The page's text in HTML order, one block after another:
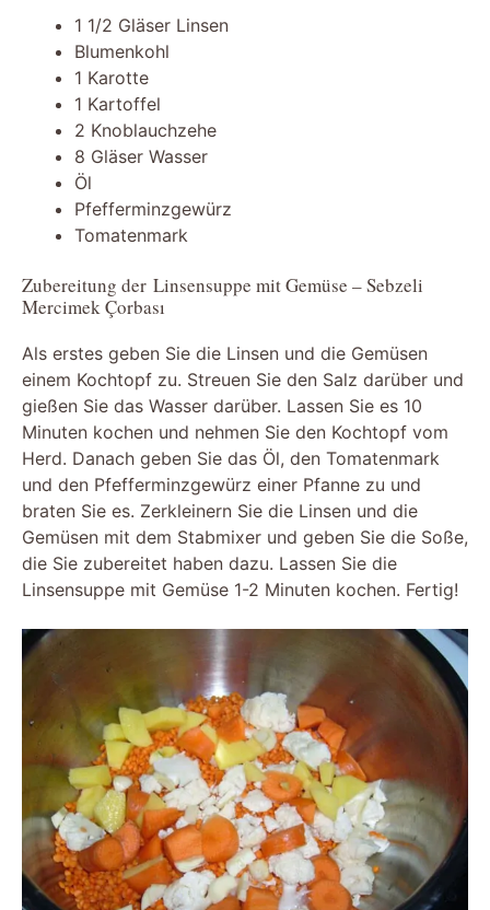
1 1/2 Gläser Linsen
Blumenkohl
1 Karotte
1 Kartoffel
2 Knoblauchzehe
8 Gläser Wasser
Öl
Pfefferminzgewürz
Tomatenmark
Zubereitung der Linsensuppe mit Gemüse – Sebzeli
Mercimek Çorbası
Als erstes geben Sie die Linsen und die Gemüsen
einem Kochtopf zu. Streuen Sie den Salz darüber und
gießen Sie das Wasser darüber. Lassen Sie es 10
Minuten kochen und nehmen Sie den Kochtopf vom
Herd. Danach geben Sie das Öl, den Tomatenmark
und den Pfefferminzgewürz einer Pfanne zu und
braten Sie es. Zerkleinern Sie die Linsen und die
Gemüsen mit dem Stabmixer und geben Sie die Soße,
die Sie zubereitet haben dazu. Lassen Sie die
Linsensuppe mit Gemüse 1-2 Minuten kochen. Fertig!